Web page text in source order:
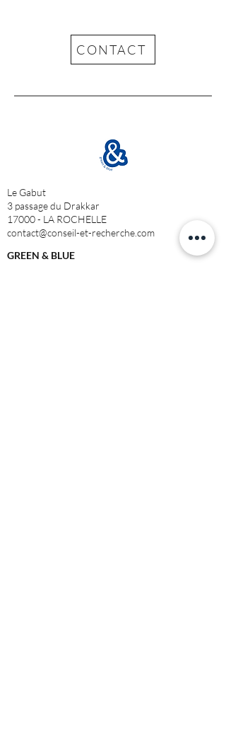
CONTACT
Le Gabut
3 passage du Drakkar
17000 - LA ROCHELLE
contact@conseil-et-recherche.com
GREEN & BLUE